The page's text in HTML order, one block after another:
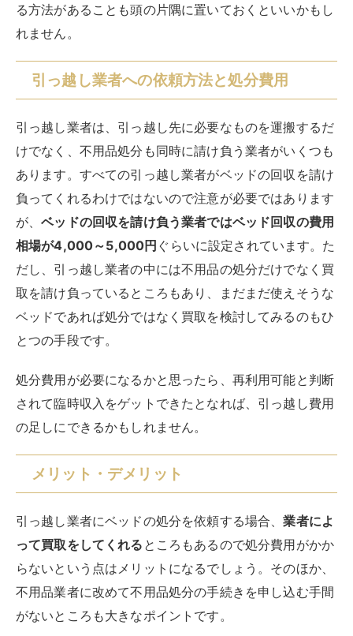
る方法があることも頭の片隅に置いておくといいかもし
れません。
引っ越し業者への依頼方法と処分費用
引っ越し業者は、引っ越し先に必要なものを運搬するだ
けでなく、不用品処分も同時に請け負う業者がいくつも
あります。すべての引っ越し業者がベッドの回収を請け
負ってくれるわけではないので注意が必要ではあります
が、ベッドの回収を請け負う業者ではベッド回収の費用
相場が4,000～5,000円 ぐらいに設定されています。た
だし、引っ越し業者の中には不用品の処分だけでなく買
取を請け負っているところもあり、まだまだ使えそうな
ベッドであれば処分ではなく買取を検討してみるのもひ
とつの手段です。
処分費用が必要になるかと思ったら、再利用可能と判断
されて臨時収入をゲットできたとなれば、引っ越し費用
の足しにできるかもしれません。
メリット・デメリット
引っ越し業者にベッドの処分を依頼する場合、業者によ
って買取をしてくれる ところもあるので処分費用がかか
らないという点はメリットになるでしょう。そのほか、
不用品業者に改めて不用品処分の手続きを申し込む手間
がないところも大きなポイントです。